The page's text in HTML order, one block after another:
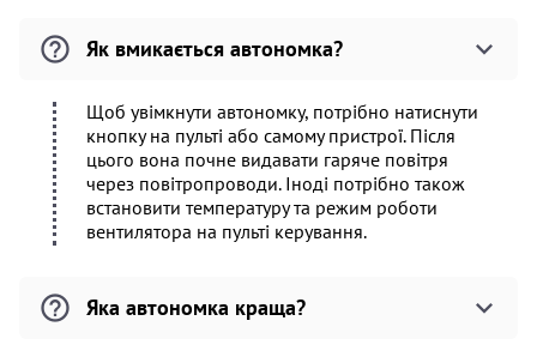
Як вмикається автономка?
Щоб увімкнути автономку, потрібно натиснути
кнопку на пульті або самому пристрої. Після
цього вона почне видавати гаряче повітря
через повітропроводи. Іноді потрібно також
встановити температуру та режим роботи
вентилятора на пульті керування.
Яка автономка краща?